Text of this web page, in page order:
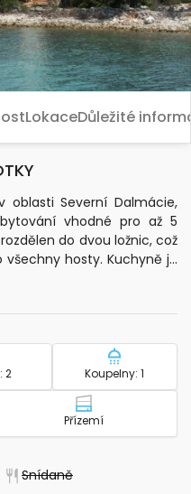
LokaceDůležité
Severní Dalmácie,
vhodné pro až 5
do dvou ložnic, což
hosty. Kuchyně je
dispozici jsou lůžkoviny,
25 m² s výhledem na
na lehátku nebo posedět
venkovní plocha činí 300
domácími mazlíčky, jejichž
pláže (5 m) umožňuje
pláž je vzdálena
ložnic - ubytování
2 Počet
Koupelny: 1
Patro -
Přízemí
Snídaně- Nedostupné